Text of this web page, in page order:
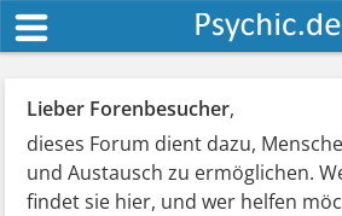
Lieber Forenbesucher,
dieses Forum dient dazu,
und Austausch zu ermöglichen.
findet sie hier, und wer helfen